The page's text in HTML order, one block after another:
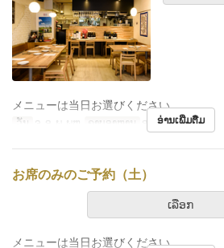
メニューは当日お選びください。
ວັນ ຈ, ອ, ພ, ພຫ ຄາບອາຫານ ອາຫານຄ່ຳ
ອ່ານເພີ່ມຕື່ມ
お席のみのご予約（土）
ເລືອກ
メニューは当日お選びください。